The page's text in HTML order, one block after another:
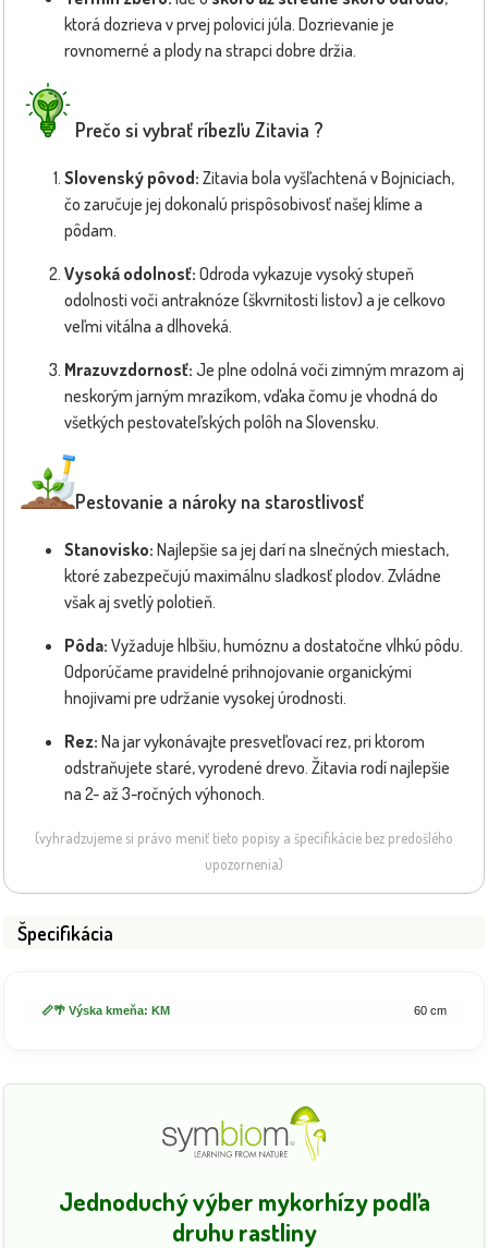
ktorá dozrieva v prvej polovici júla. Dozrievanie je
rovnomerné a plody na strapci dobre držia.
Prečo si vybrať ríbezľu Zitavia ?
Slovenský pôvod: Zitavia bola vyšľachtená v Bojniciach,
čo zaručuje jej dokonalú prispôsobivosť našej klíme a
pôdam.
Vysoká odolnosť: Odroda vykazuje vysoký stupeň
odolnosti voči antraknóze (škvrnitosti listov) a je celkovo
veľmi vitálna a dlhoveká.
Mrazuvzdornosť: Je plne odolná voči zimným mrazom aj
neskorým jarným mrazíkom, vďaka čomu je vhodná do
všetkých pestovateľských polôh na Slovensku.
Pestovanie a nároky na starostlivosť
Stanovisko: Najlepšie sa jej darí na slnečných miestach,
ktoré zabezpečujú maximálnu sladkosť plodov. Zvládne
však aj svetlý polotieň.
Pôda: Vyžaduje hlbšiu, humóznu a dostatočne vlhkú pôdu.
Odporúčame pravidelné prihnojovanie organickými
hnojivami pre udržanie vysokej úrodnosti.
Rez: Na jar vykonávajte presvetľovací rez, pri ktorom
odstraňujete staré, vyrodené drevo. Žitavia rodí najlepšie
na 2- až 3-ročných výhonoch.
(vyhradzujeme si právo meniť tieto popisy a špecifikácie bez predošlého
upozornenia)
Špecifikácia
📏🌴 Výska kmeňa: KM 60 cm
Jednoduchý výber mykorhízy podľa
druhu rastliny